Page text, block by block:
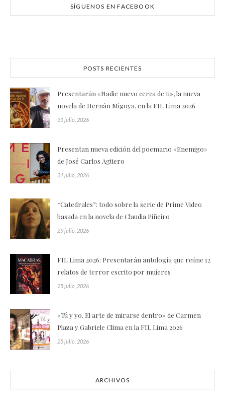
SÍGUENOS EN FACEBOOK
POSTS RECIENTES
Presentarán «Nadie nuevo cerca de ti», la nueva
novela de Hernán Migoya, en la FIL Lima 2026
31 julio, 2026
Presentan nueva edición del poemario «Enemigo»
de José Carlos Agüero
31 julio, 2026
“Catedrales”: todo sobre la serie de Prime Video
basada en la novela de Claudia Piñeiro
29 julio, 2026
FIL Lima 2026: Presentarán antología que reúne 12
relatos de terror escrito por mujeres
25 julio, 2026
«Tú y yo. El arte de mirarse dentro» de Carmen
Plaza y Gabriele Clima en la FIL Lima 2026
25 julio, 2026
ARCHIVOS